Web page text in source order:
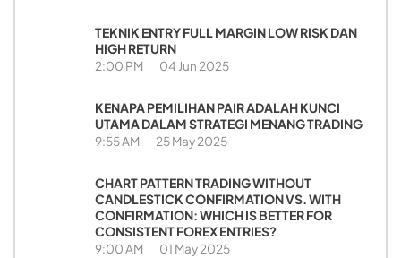
TEKNIK ENTRY FULL MARGIN LOW RISK DAN
HIGH RETURN
2:00 PM 04 Jun 2025
KENAPA PEMILIHAN PAIR ADALAH KUNCI
UTAMA DALAM STRATEGI MENANG TRADING
9:55 AM 25 May 2025
CHART PATTERN TRADING WITHOUT
CANDLESTICK CONFIRMATION VS. WITH
CONFIRMATION: WHICH IS BETTER FOR
CONSISTENT FOREX ENTRIES?
9:00 AM 01 May 2025